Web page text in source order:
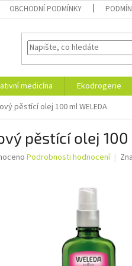
OBCHODNÍ PODMÍNKY
medicína Ekodrogerie
pěstící olej 100 ml WELEDA
pěstící olej 100
Podrobnosti hodnocení